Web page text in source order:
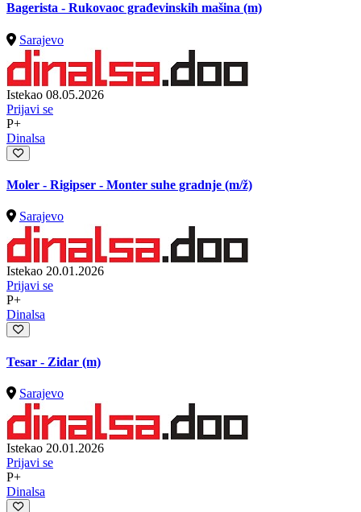
Bagerista - Rukovaoc građevinskih mašina (m)
Sarajevo
Istekao 08.05.2026
Prijavi se
P+
Dinalsa
Moler - Rigipser - Monter suhe gradnje (m/ž)
Sarajevo
Istekao 20.01.2026
Prijavi se
P+
Dinalsa
Tesar - Zidar (m)
Sarajevo
Istekao 20.01.2026
Prijavi se
P+
Dinalsa